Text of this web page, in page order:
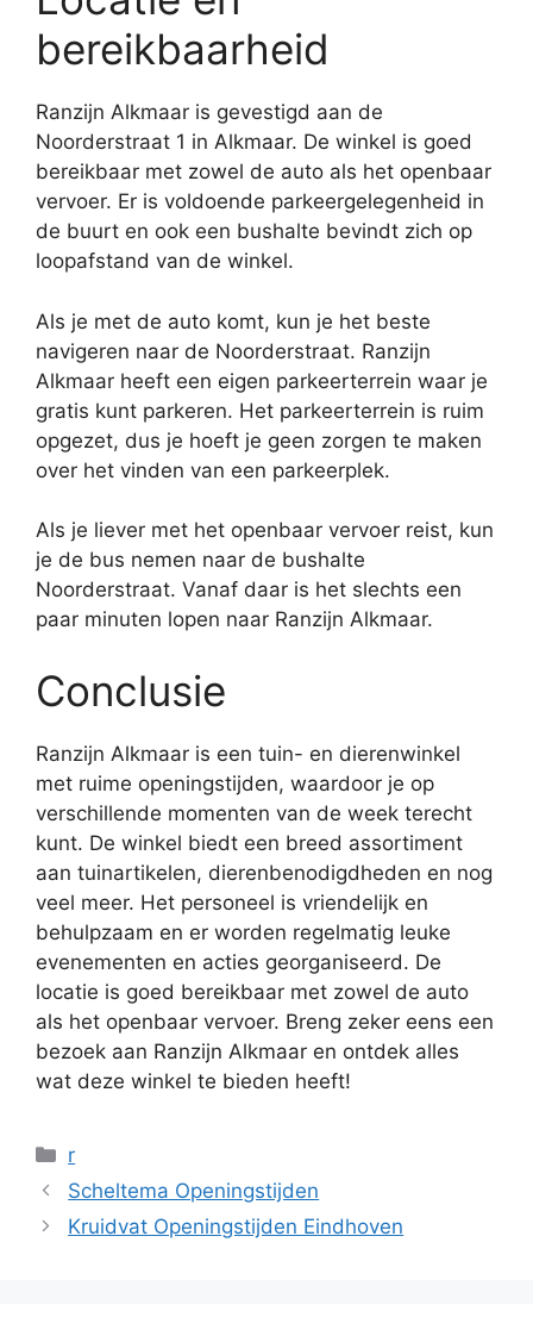
bereikbaarheid
Ranzijn Alkmaar is gevestigd aan de
Noorderstraat 1 in Alkmaar. De winkel is goed
bereikbaar met zowel de auto als het openbaar
vervoer. Er is voldoende parkeergelegenheid in
de buurt en ook een bushalte bevindt zich op
loopafstand van de winkel.
Als je met de auto komt, kun je het beste
navigeren naar de Noorderstraat. Ranzijn
Alkmaar heeft een eigen parkeerterrein waar je
gratis kunt parkeren. Het parkeerterrein is ruim
opgezet, dus je hoeft je geen zorgen te maken
over het vinden van een parkeerplek.
Als je liever met het openbaar vervoer reist, kun
je de bus nemen naar de bushalte
Noorderstraat. Vanaf daar is het slechts een
paar minuten lopen naar Ranzijn Alkmaar.
Conclusie
Ranzijn Alkmaar is een tuin- en dierenwinkel
met ruime openingstijden, waardoor je op
verschillende momenten van de week terecht
kunt. De winkel biedt een breed assortiment
aan tuinartikelen, dierenbenodigdheden en nog
veel meer. Het personeel is vriendelijk en
behulpzaam en er worden regelmatig leuke
evenementen en acties georganiseerd. De
locatie is goed bereikbaar met zowel de auto
als het openbaar vervoer. Breng zeker eens een
bezoek aan Ranzijn Alkmaar en ontdek alles
wat deze winkel te bieden heeft!
Categorieën
r
Scheltema Openingstijden
Kruidvat Openingstijden Eindhoven